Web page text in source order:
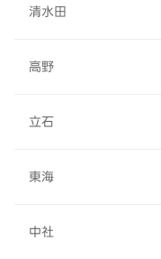
清水田
高野
立石
東海
中社